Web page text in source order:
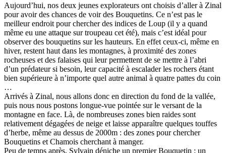
Aujourd’hui, nos deux jeunes explorateurs ont choisis d’aller à Zinal
pour avoir des chances de voir des Bouquetins. Ce n’est pas le
meilleur endroit pour chercher des indices de Loup (il y a quand
même eu une attaque sur troupeau cet été), mais c’est idéal pour
observer des bouquetins sur les hauteurs. En effet ceux-ci, même en
hiver, restent haut dans les montagnes, à proximité des zones
rocheuses et des falaises qui leur permettent de se mettre à l’abri
d’un prédateur si besoin, leur capacité à escalader les rochers étant
bien supérieure à n’importe quel autre animal à quatre pattes du coin
…
Arrivés à Zinal, nous allons donc en direction du fond de la vallée,
puis nous nous postons longue-vue pointée sur le versant de la
montagne en face. Là, de nombreuses zones bien raides sont
relativement dégagées de neige et laisse apparaître quelques touffes
d’herbe, même au dessus de 2000m : des zones pour chercher
Bouquetins et Chamois cherchant à manger.
Peu de temps après, Sylvain déniche un premier Bouquetin : un